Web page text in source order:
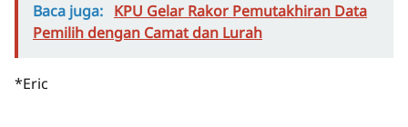
Baca juga: KPU Gelar Rakor Pemutakhiran Data
Pemilih dengan Camat dan Lurah
*Eric